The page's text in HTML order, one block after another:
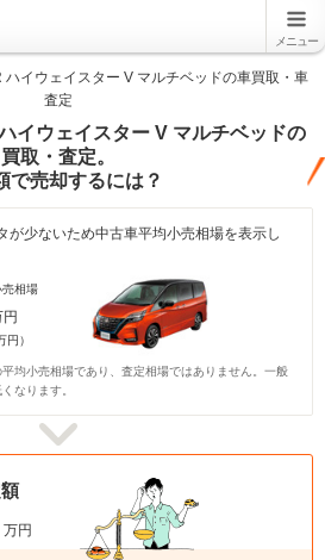
メニュー
イウェイスター V マルチベッドの車買取・車
査定
イウェイスター V マルチベッドの
買取・査定。
で売却するには？
が少ないため中古車平均小売相場を表示し
相場
円）
均小売相場であり、査定相場ではありません。一般
なります。
万円